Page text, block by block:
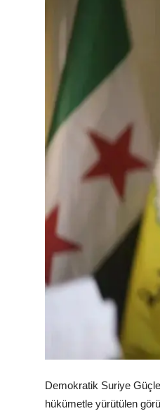
Türkçe Kurdi
Demokratik Suriye
hükümetle yürütülen